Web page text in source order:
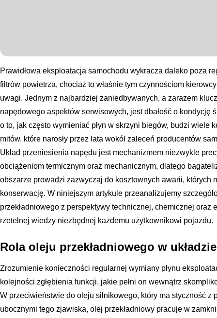
Prawidłowa eksploatacja samochodu wykracza daleko poza
filtrów powietrza, chociaż to właśnie tym czynnościom
uwagi. Jednym z najbardziej zaniedbywanych, a zarazem
napędowego aspektów serwisowych, jest dbałość o kondycję
o to, jak często wymieniać płyn w skrzyni biegów, budzi wiele
mitów, które narosły przez lata wokół zaleceń producentów
Układ przeniesienia napędu jest mechanizmem niezwykle
obciążeniom termicznym oraz mechanicznym, dlatego
obszarze prowadzi zazwyczaj do kosztownych awarii, których
konserwację. W niniejszym artykule przeanalizujemy
przekładniowego z perspektywy technicznej, chemicznej oraz
rzetelnej wiedzy niezbędnej każdemu użytkownikowi pojazdu.
Rola oleju przekładniowego w
Zrozumienie konieczności regularnej wymiany płynu
kolejności zgłębienia funkcji, jakie pełni on wewnątrz
W przeciwieństwie do oleju silnikowego, który ma styczność z
ubocznymi tego zjawiska, olej przekładniowy pracuje w